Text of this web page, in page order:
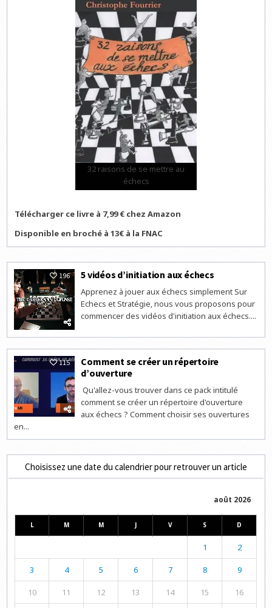
32 raisons de se mettre au
échecs
Télécharger ce livre à 7,99 € chez Amazon
Disponible en broché à 13€ à la FNAC
196 5 vidéos d’initiation aux échecs
Apprenez à jouer aux échecs simplement Sur
Echecs et Stratégie, nous vous proposons pour
commencer des vidéos d'initiation aux échecs....
115
Comment se créer un répertoire
d’ouverture
Qu'allez-vous trouver dans ce pack intitulé
comment se créer un répertoire d'ouverture
aux échecs ? Comment choisir ses ouvertures
en...
Choisissez une date du calendrier pour retrouver un article
août 2026
L M M J V S D
1 2
3 4 5 6 7 8 9
10 11 12 13 14 15 16